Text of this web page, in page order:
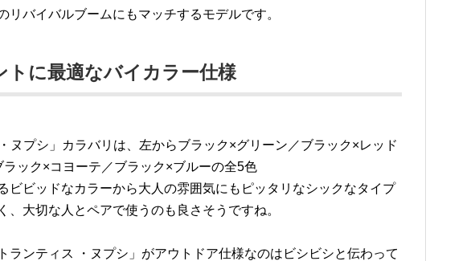
リバイバルブームにもマッチするモデルです。
トに最適なバイカラー仕様
ヌプシ」カラバリは、左からブラック×グリーン／ブラック×レッド
ック×コヨーテ／ブラック×ブルーの全5色
ビビッドなカラーから大人の雰囲気にもピッタリなシックなタイプ
、大切な人とペアで使うのも良さそうですね。
ランティス ・ヌプシ」がアウトドア仕様なのはビシビシと伝わって